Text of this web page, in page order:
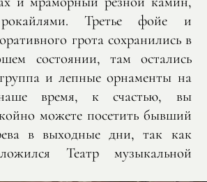
Третье фойе и
грота сохранились в
состоянии, там остались
и лепные орнаменты на
время, к счастью, вы
можете посетить бывший
в выходные дни, так как
Театр музыкальной